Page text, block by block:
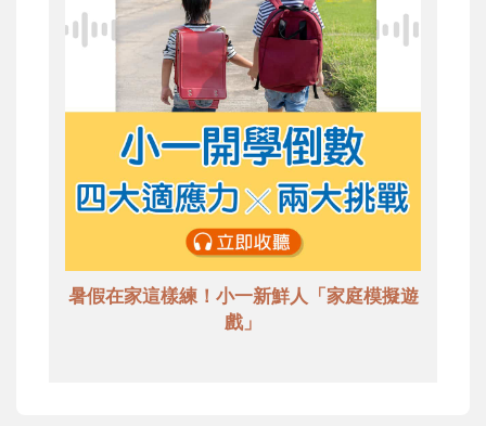
暑假在家這樣練！小一新鮮人「家庭模擬遊
戲」